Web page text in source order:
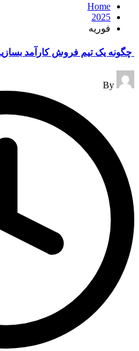
Home
2025
فوریه
چگونه یک تیم فروش کارآمد
Posted
by
By